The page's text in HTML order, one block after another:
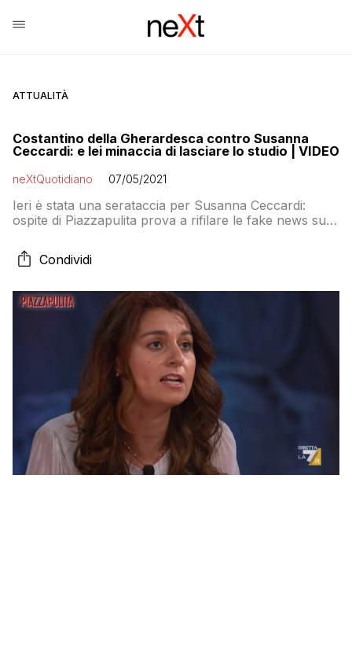
ATTUALITÀ
Costantino della Gherardesca contro Susanna
Ceccardi: e lei minaccia di lasciare lo studio | VIDEO
neXtQuotidiano 07/05/2021
Ieri è stata una serataccia per Susanna Ceccardi:
ospite di Piazzapulita prova a rifilare le fake news sul
minaccia di lasciare lo studio
Condividi